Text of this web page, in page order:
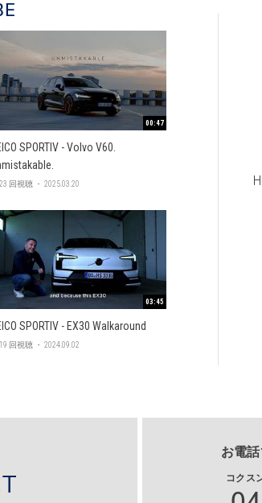
00:47
SPORTIV - Volvo V60.
回視聴 ・ 2025.03.20
03:45
SPORTIV - EX30 Walkaround
回視聴 ・ 2024.09.02
お電
コクス